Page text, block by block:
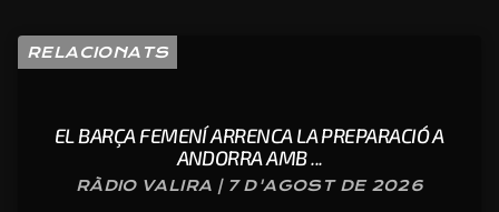
RELACIONATS
EL BARÇA FEMENÍ ARRENCA LA PREPARACIÓ A
ANDORRA AMB ...
RÀDIO VALIRA | 7 D'AGOST DE 2026